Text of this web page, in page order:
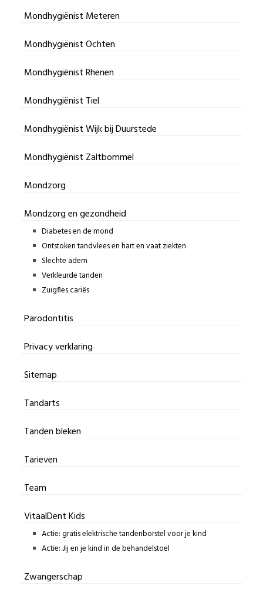
Mondhygiënist Meteren
Mondhygiënist Ochten
Mondhygiënist Rhenen
Mondhygiënist Tiel
Mondhygiënist Wijk bij Duurstede
Mondhygiënist Zaltbommel
Mondzorg
Mondzorg en gezondheid
Diabetes en de mond
Ontstoken tandvlees en hart en vaat ziekten
Slechte adem
Verkleurde tanden
Zuigfles cariës
Parodontitis
Privacy verklaring
Sitemap
Tandarts
Tanden bleken
Tarieven
Team
VitaalDent Kids
Actie: gratis elektrische tandenborstel voor je kind
Actie: Jij en je kind in de behandelstoel
Zwangerschap